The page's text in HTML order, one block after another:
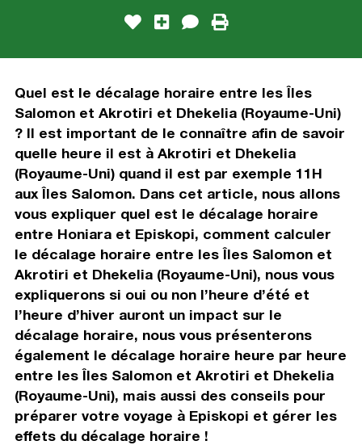
Quel est le décalage horaire entre les Îles
Salomon et Akrotiri et Dhekelia (Royaume-Uni)
? Il est important de le connaître afin de savoir
quelle heure il est à Akrotiri et Dhekelia
(Royaume-Uni) quand il est par exemple 11H
aux Îles Salomon. Dans cet article, nous allons
vous expliquer quel est le décalage horaire
entre Honiara et Episkopi, comment calculer
le décalage horaire entre les Îles Salomon et
Akrotiri et Dhekelia (Royaume-Uni), nous vous
expliquerons si oui ou non l’heure d’été et
l’heure d’hiver auront un impact sur le
décalage horaire, nous vous présenterons
également le décalage horaire heure par heure
entre les Îles Salomon et Akrotiri et Dhekelia
(Royaume-Uni), mais aussi des conseils pour
préparer votre voyage à Episkopi et gérer les
effets du décalage horaire !